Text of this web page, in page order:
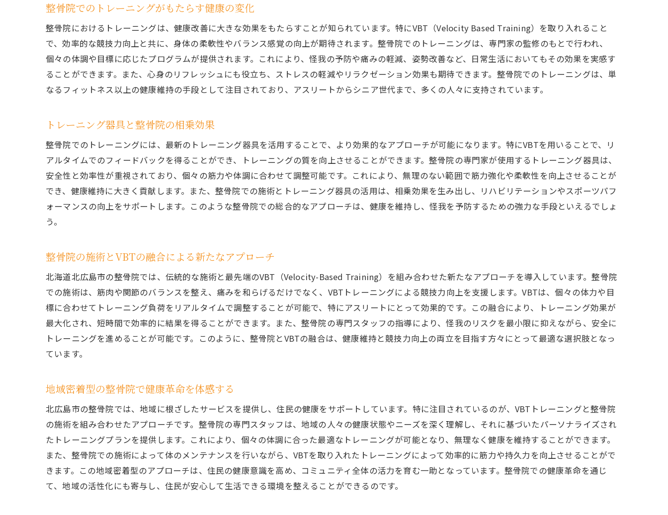
VBTを用いた競技力向上のプロセス
整骨院が提供するカスタムメイドプログラム
トレーニング効果を最大化するための秘訣
整骨院のトレーニング環境で得られる成果
未来の競技力を拓く整骨院でのVBT
VBTで得られる柔軟性と持久力の進化
整骨院の施術後のリカバリー効果
体験者の声で知るVBTトレーニングの実際
整骨院で実感する健康維持のための新手法
トレーニング器具の進化で変わる整骨院の役割
整骨院でのVBTトレーニングの具体的手法
地域密着型の整骨院が提供する新しい健康指導
VBTと整骨院の連携で得られる競技力
整骨院での革新的な健康改善のアプローチ
VBTと整骨院のコラボがもたらす新たな身体改善のアプローチ
整骨院でのVBT導入による健康維持術
具体例で見る整骨院とVBTの成功事例
整骨院でのVBT活用が切り開く未来の健康
整骨院のトレーニングで得られるVBTの競技力向上効果を徹底解説
整骨院でのVBTトレーニングの効果とは？
整骨院でのトレーニングがもたらす健康の変化
整骨院におけるトレーニングは、健康改善に大きな効果をもたらすことが知られています。特にVBT（Velocity Based Training）を取り入れること
で、効率的な競技力向上と共に、身体の柔軟性やバランス感覚の向上が期待されます。整骨院でのトレーニングは、専門家の監修のもとで行われ、
個々の体調や目標に応じたプログラムが提供されます。これにより、怪我の予防や痛みの軽減、姿勢改善など、日常生活においてもその効果を実感す
ることができます。また、心身のリフレッシュにも役立ち、ストレスの軽減やリラクゼーション効果も期待できます。整骨院でのトレーニングは、単
なるフィットネス以上の健康維持の手段として注目されており、アスリートからシニア世代まで、多くの人々に支持されています。
トレーニング器具と整骨院の相乗効果
整骨院でのトレーニングには、最新のトレーニング器具を活用することで、より効果的なアプローチが可能になります。特にVBTを用いることで、リ
アルタイムでのフィードバックを得ることができ、トレーニングの質を向上させることができます。整骨院の専門家が使用するトレーニング器具は、
安全性と効率性が重視されており、個々の筋力や体調に合わせて調整可能です。これにより、無理のない範囲で筋力強化や柔軟性を向上させることが
でき、健康維持に大きく貢献します。また、整骨院での施術とトレーニング器具の活用は、相乗効果を生み出し、リハビリテーションやスポーツパフ
ォーマンスの向上をサポートします。このような整骨院での総合的なアプローチは、健康を維持し、怪我を予防するための強力な手段といえるでしょ
う。
整骨院の施術とVBTの融合による新たなアプローチ
北海道北広島市の整骨院では、伝統的な施術と最先端のVBT（Velocity-Based Training）を組み合わせた新たなアプローチを導入しています。整骨院
での施術は、筋肉や関節のバランスを整え、痛みを和らげるだけでなく、VBTトレーニングによる競技力向上を支援します。VBTは、個々の体力や目
標に合わせてトレーニング負荷をリアルタイムで調整することが可能で、特にアスリートにとって効果的です。この融合により、トレーニング効果が
最大化され、短時間で効率的に結果を得ることができます。また、整骨院の専門スタッフの指導により、怪我のリスクを最小限に抑えながら、安全に
トレーニングを進めることが可能です。このように、整骨院とVBTの融合は、健康維持と競技力向上の両立を目指す方々にとって最適な選択肢となっ
ています。
地域密着型の整骨院で健康革命を体感する
北広島市の整骨院では、地域に根ざしたサービスを提供し、住民の健康をサポートしています。特に注目されているのが、VBTトレーニングと整骨院
の施術を組み合わせたアプローチです。整骨院の専門スタッフは、地域の人々の健康状態やニーズを深く理解し、それに基づいたパーソナライズされ
たトレーニングプランを提供します。これにより、個々の体調に合った最適なトレーニングが可能となり、無理なく健康を維持することができます。
また、整骨院での施術によって体のメンテナンスを行いながら、VBTを取り入れたトレーニングによって効率的に筋力や持久力を向上させることがで
きます。この地域密着型のアプローチは、住民の健康意識を高め、コミュニティ全体の活力を育む一助となっています。整骨院での健康革命を通じ
て、地域の活性化にも寄与し、住民が安心して生活できる環境を整えることができるのです。